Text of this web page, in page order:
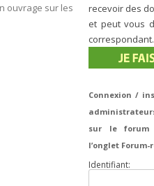
ouvrage sur les
recevoir des
et peut vous
correspondant.
Connexion /
sur le forum
l’onglet Forum-
Identifiant: